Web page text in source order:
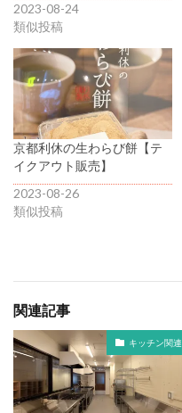
2023-08-24
類似投稿
京都利休の生わらび餅【テ
イクアウト販売】
2023-08-26
類似投稿
関連記事
キッチン関連